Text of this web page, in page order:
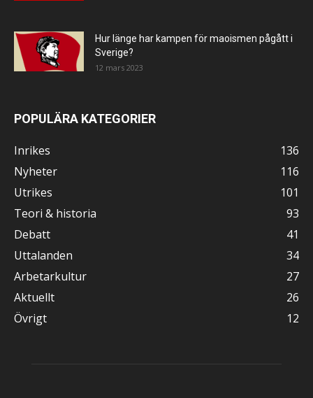
Hur länge har kampen för maoismen pågått i
Sverige?
12 mars 2023
POPULÄRA KATEGORIER
Inrikes
136
Nyheter
116
Utrikes
101
Teori & historia
93
Debatt
41
Uttalanden
34
Arbetarkultur
27
Aktuellt
26
Övrigt
12